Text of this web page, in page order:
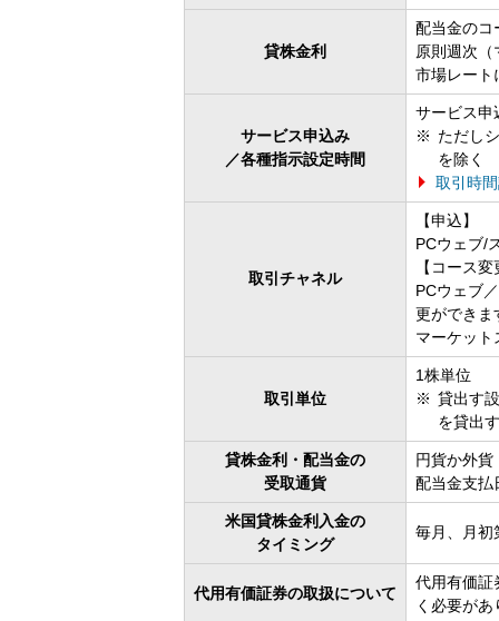
貸株金利
配当金のコ
原則週次
市場レート
サービス申込み
／各種指示設定時間
サービス申
ただし
を除く
取引時
取引チャネル
【申込】
PCウェブ/
【コース
PCウェブ
更ができま
マーケッ
取引単位
1株単位
貸出す
を貸出
貸株金利・配当金の
受取通貨
円貨か外貨
配当金支払
米国貸株金利入金の
タイミング
毎月、月初
代用有価証券の取扱について
代用有価証
く必要があ